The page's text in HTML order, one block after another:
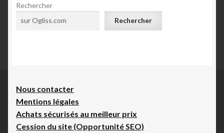
c
i
o
e
s
p
Rechercher
Rechercher
Nous contacter
Mentions légales
Achats sécurisés au meilleur prix
Cession du site (Opportunité SEO)